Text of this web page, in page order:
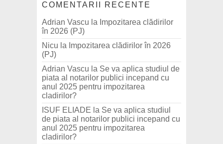
COMENTARII RECENTE
Adrian Vascu la Impozitarea clădirilor
în 2026 (PJ)
Nicu la Impozitarea clădirilor în 2026
(PJ)
Adrian Vascu la Se va aplica studiul de
piata al notarilor publici incepand cu
anul 2025 pentru impozitarea
cladirilor?
ISUF ELIADE la Se va aplica studiul
de piata al notarilor publici incepand cu
anul 2025 pentru impozitarea
cladirilor?